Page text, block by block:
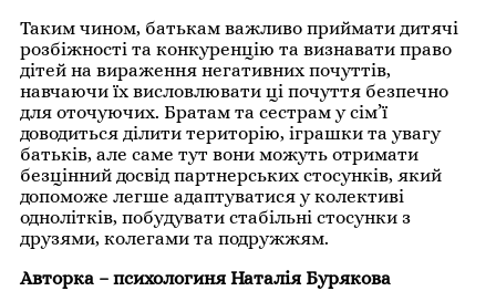
Таким чином, батькам важливо приймати дитячі
розбіжності та конкуренцію та визнавати право
дітей на вираження негативних почуттів,
навчаючи їх висловлювати ці почуття безпечно
для оточуючих. Братам та сестрам у сім’ї
доводиться ділити територію, іграшки та увагу
батьків, але саме тут вони можуть отримати
безцінний досвід партнерських стосунків, який
допоможе легше адаптуватися у колективі
однолітків, побудувати стабільні стосунки з
друзями, колегами та подружжям.
Авторка – психологиня Наталія Бурякова